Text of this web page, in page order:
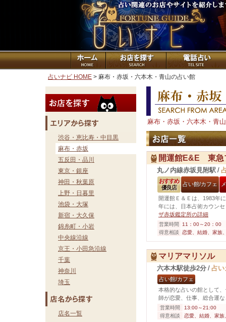
占いナビ HOME > 麻布・赤坂・六本木・青山の占い館
渋谷・恵比寿・中目黒
麻布・赤坂
五反田・品川
東京・銀座
神田・秋葉原
上野・日暮里
池袋・大塚
新宿・大久保
錦糸町・小岩
中央線沿線
京王・小田急沿線
千葉
神奈川
埼玉
店名一覧
麻布・赤坂・六本木・青山
開運館E&E 東急
丸ノ内線赤坂見附駅 /
おすすめ
優良店
占い館/カフェ
開運館Ｅ＆Ｅは、1983年
年には、日本占術カウン
ザ赤坂鑑定所の詳細
営業時間
11：00～20：00
得意相談
恋愛、結婚、家族
マリアマリソル
六本木駅徒歩2分 / 占い
占い館/カフェ
本格的な占いの館として
師が恋愛、仕事、総合運
営業時間
13:00～21:00
得意相談
恋愛、結婚、家